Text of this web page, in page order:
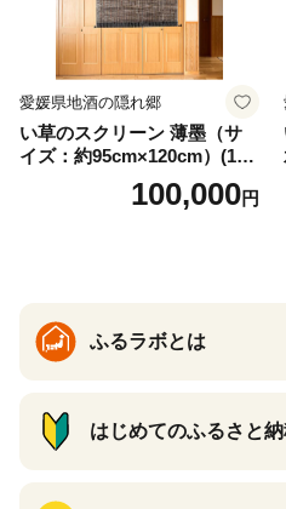
愛媛県地酒の隠れ郷
い草のスクリーン 薄墨（サ
イズ：約95cm×120cm）(14
100,000円
ふるラボとは
はじめてのふるさと